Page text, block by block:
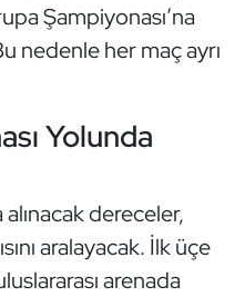
Şampiyonası’na
nedenle her maç ayrı
Yolunda
dereceler,
aralayacak. İlk üçe
arenada